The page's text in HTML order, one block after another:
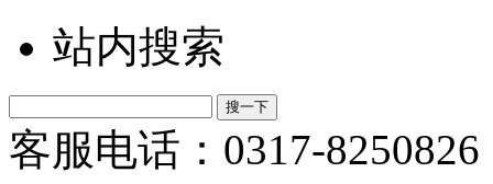
站内搜索
客服电话：0317-8250826